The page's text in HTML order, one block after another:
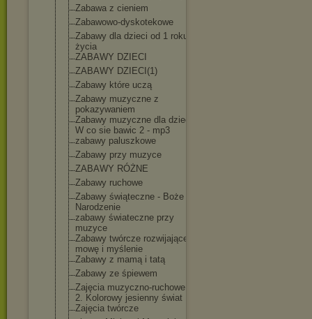
Zabawa z cieniem
Zabawowo-dyskotekowe
Zabawy dla dzieci od 1 roku
życia
ZABAWY DZIECI
ZABAWY DZIECI(1)
Zabawy które uczą
Zabawy muzyczne z
pokazywaniem
Zabawy muzyczne dla dzieci -
W co sie bawic 2 - mp3
zabawy paluszkowe
Zabawy przy muzyce
ZABAWY RÓŻNE
Zabawy ruchowe
Zabawy świąteczne - Boże
Narodzenie
zabawy świateczne przy
muzyce
Zabawy twórcze rozwijające
mowę i myślenie
Zabawy z mamą i tatą
Zabawy ze śpiewem
Zajęcia muzyczno-ruchowe. Cz
2. Kolorowy jesienny świat
Zajęcia twórcze